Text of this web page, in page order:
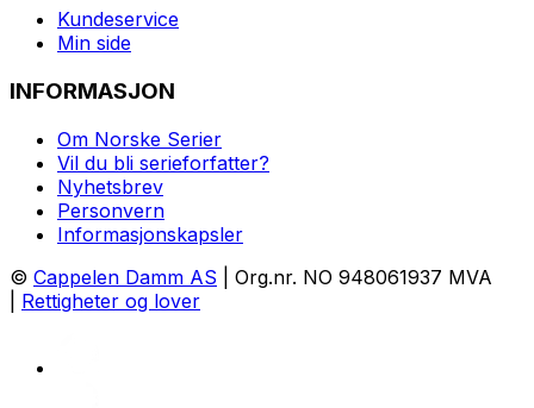
Kundeservice
Min side
INFORMASJON
Om Norske Serier
Vil du bli serieforfatter?
Nyhetsbrev
Personvern
Informasjonskapsler
© Cappelen Damm AS | Org.nr. NO 948061937 MVA
Rettigheter og lover